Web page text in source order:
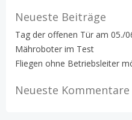
Neueste Beiträge
Tag der offenen Tür am 05./
Mähroboter im Test
Fliegen ohne Betriebsleiter
Neueste Kommentare